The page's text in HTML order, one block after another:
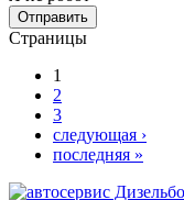
Страницы
1
2
3
следующая ›
последняя »